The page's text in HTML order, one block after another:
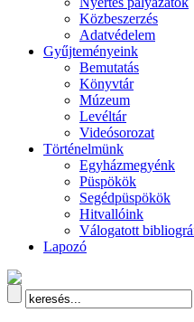
Közbeszerzés
Adatvédelem
Gyűjteményeink
Bemutatás
Könyvtár
Múzeum
Levéltár
Videósorozat
Történelmünk
Egyházmegyénk
Püspökök
Segédpüspökök
Hitvallóink
Válogatott
Lapozó